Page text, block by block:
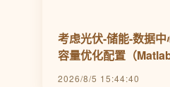
考虑光伏-储能-数据
容量优化配置（
2026/8/5 15:44:40